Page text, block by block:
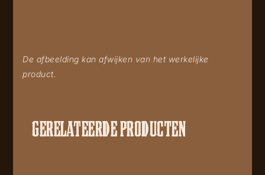
De afbeelding kan afwijken van het werkelijke
product.
GERELATEERDE PRODUCTEN